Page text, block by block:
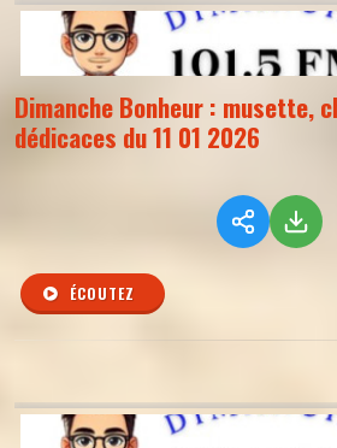
Dimanche Bonheur : musette,
dédicaces du 11 01 2026
ÉCOUTEZ